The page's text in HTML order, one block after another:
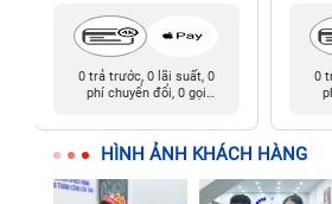
0 trả trước, 0 lãi suất, 0
phí chuyển đổi, 0 gọi
0
HÌNH ẢNH KHÁCH HÀNG